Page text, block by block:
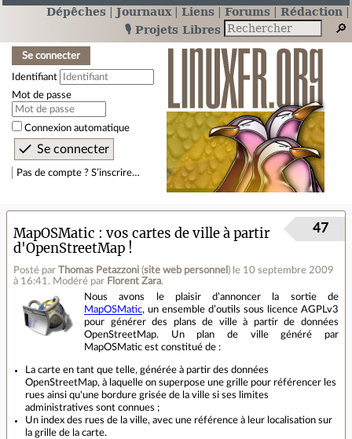
Dépêches Journaux Liens Forums
Rédaction
🎙️ Projets Libres
Se connecter
Identifiant
Mot de passe
Connexion automatique
Pas de compte ? S’inscrire…
MapOSMatic : vos cartes de ville à partir
d'OpenStreetMap !
Posté par Thomas Petazzoni (site web personnel ) le 10 septembre 2009
à 16:41 . Modéré par Florent Zara.
47
Nous avons le plaisir d’annoncer la sortie de
MapOSMatic, un ensemble d’outils sous licence AGPLv3
pour générer des plans de ville à partir de données
OpenStreetMap. Un plan de ville généré par
MapOSMatic est constitué de :
La carte en tant que telle, générée à partir des données
OpenStreetMap, à laquelle on superpose une grille pour référencer les
rues ainsi qu'une bordure grisée de la ville si ses limites
administratives sont connues ;
Un index des rues de la ville, avec une référence à leur localisation sur
la grille de la carte.